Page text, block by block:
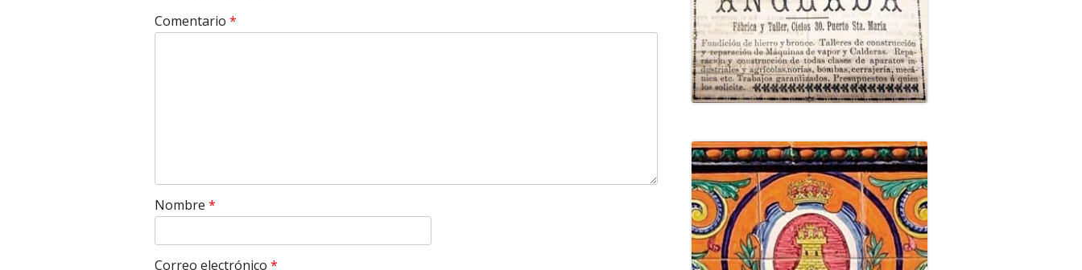
Comentario *
Nombre *
Correo electrónico *